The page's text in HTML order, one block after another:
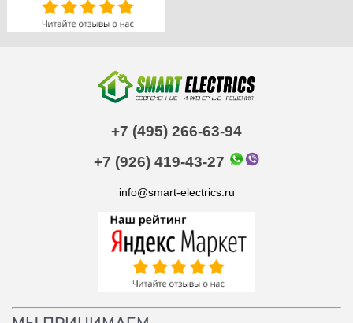
+7 (495) 266-63-94
+7 (926) 419-43-27
info@smart-electrics.ru